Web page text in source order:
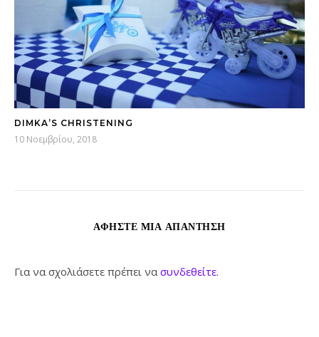
DIMKA’S CHRISTENING
10 Νοεμβρίου, 2018
ΑΦΉΣΤΕ ΜΙΑ ΑΠΆΝΤΗΣΗ
Για να σχολιάσετε πρέπει να συνδεθείτε.